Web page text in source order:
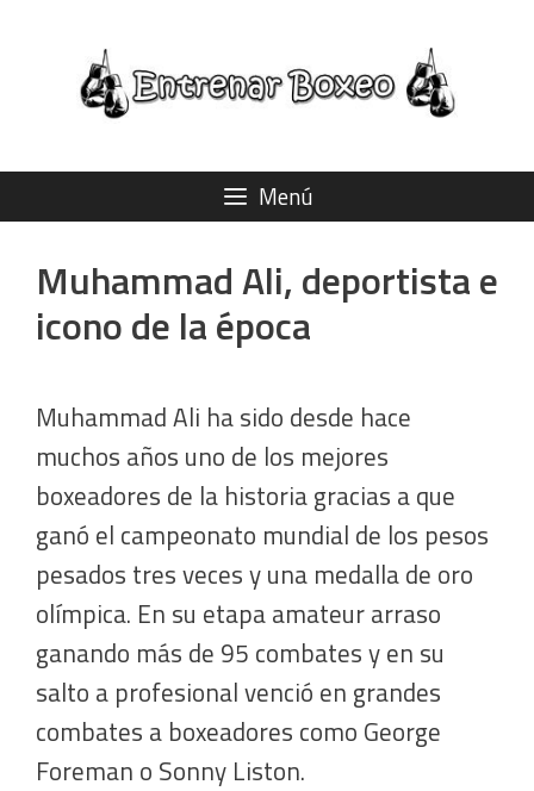
contenido
Menú
Muhammad Ali, deportista e
icono de la época
Muhammad Ali ha sido desde hace
muchos años uno de los mejores
boxeadores de la historia gracias a que
ganó el campeonato mundial de los pesos
pesados tres veces y una medalla de oro
olímpica. En su etapa amateur arraso
ganando más de 95 combates y en su
salto a profesional venció en grandes
combates a boxeadores como George
Foreman o Sonny Liston.